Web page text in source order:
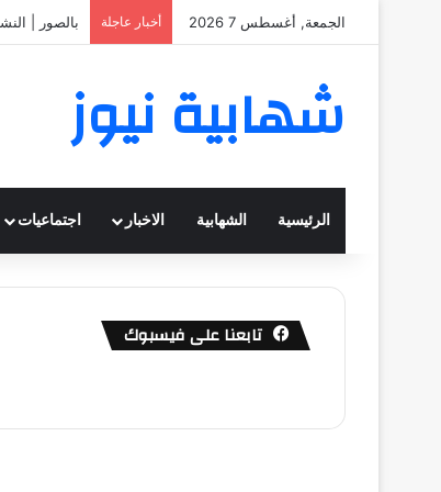
الجمعة, أغسطس 7 2026 أخبار عاجلة بالصور |
شهابية نيوز
الرئيسية الشهابية الاخبار اجتماعيات
تابعنا على فيسبوك